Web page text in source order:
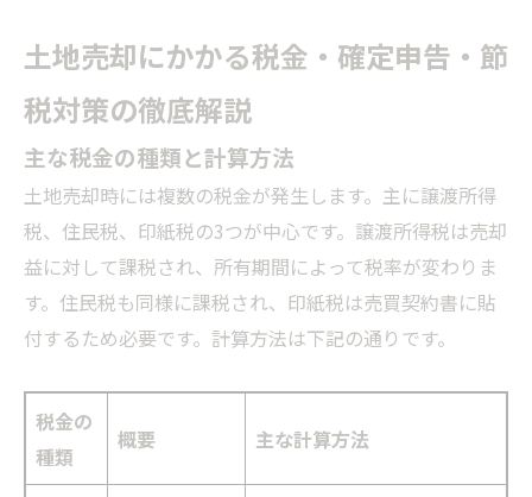
土地売却にかかる税金・確定申告・節
税対策の徹底解説
主な税金の種類と計算方法
土地売却時には複数の税金が発生します。主に譲渡所得
税、住民税、印紙税の3つが中心です。譲渡所得税は売却
益に対して課税され、所有期間によって税率が変わりま
す。住民税も同様に課税され、印紙税は売買契約書に貼
付するため必要です。計算方法は下記の通りです。
税金の
種類
概要 主な計算方法